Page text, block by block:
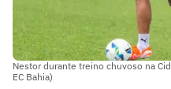
Nestor durante treino chuvoso na
EC Bahia)